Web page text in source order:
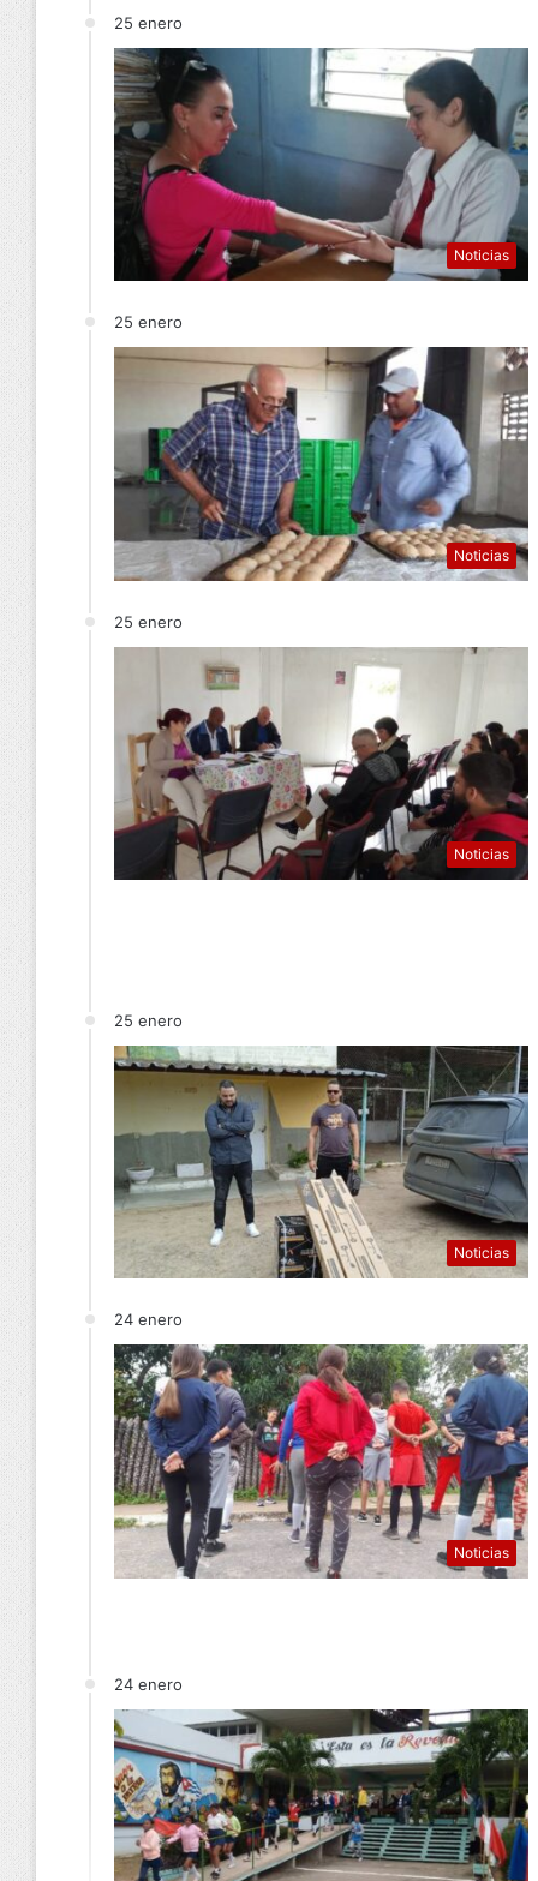
25 enero
Noticias
25 enero
Noticias
25 enero
Noticias
25 enero
Noticias
24 enero
Noticias
24 enero